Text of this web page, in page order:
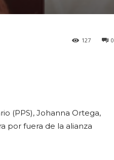
0
127
(PPS), Johanna Ortega,
por fuera de la alianza